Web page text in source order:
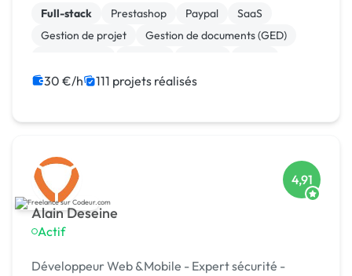
Full-stack Prestashop Paypal
SaaS
Gestion de projet
Gestion de documents (GED)
30 €/h 111 projets réalisés
Alain Deseine
Actif
4,91
Développeur Web &Mobile - Expert sécurité -